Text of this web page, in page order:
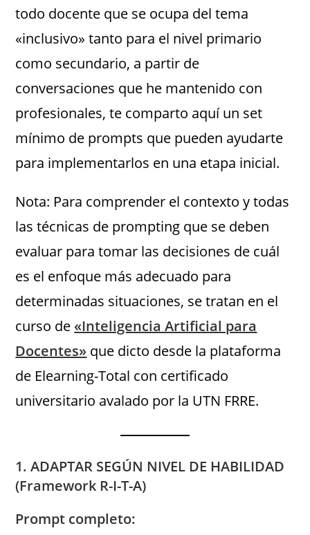
todo docente que se ocupa del tema
«inclusivo» tanto para el nivel primario
como secundario, a partir de
conversaciones que he mantenido con
profesionales, te comparto aquí un set
mínimo de prompts que pueden ayudarte
para implementarlos en una etapa inicial.
Nota: Para comprender el contexto y todas
las técnicas de prompting que se deben
evaluar para tomar las decisiones de cuál
es el enfoque más adecuado para
determinadas situaciones, se tratan en el
curso de «Inteligencia Artificial para
Docentes» que dicto desde la plataforma
de Elearning-Total con certificado
universitario avalado por la UTN FRRE.
1. ADAPTAR SEGÚN NIVEL DE HABILIDAD
(Framework R-I-T-A)
Prompt completo: